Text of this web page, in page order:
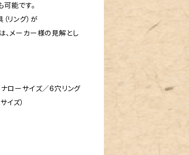
能です。
リング）が
、メーカー様の見解とし
ナローサイズ／6穴リング
ズ）